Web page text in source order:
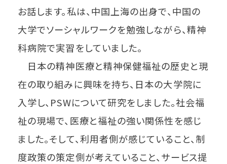
お話します。私は、中国上海の出身で、中国の
大学でソーシャルワークを勉強しながら、精神
科病院で実習をしていました。
日本の精神医療と精神保健福祉の歴史と現
在の取り組みに興味を持ち、日本の大学院に
入学し、PSWについて研究をしました。社会福
祉の現場で、医療と福祉の強い関係性を感じ
ました。そして、利用者側が感じていること、制
度政策の策定側が考えていること、サービス提